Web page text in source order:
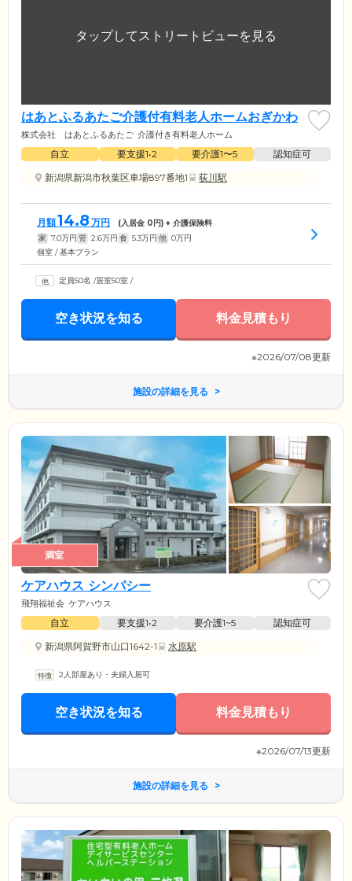
はあとふるあたご介護付有料老人ホームおぎかわ
株式会社 はあとふるあたご 介護付き有料老人ホーム
自立 要支援1•2 要介護1〜5
認知症可
新潟県新潟市秋葉区車場897番地1
荻川駅
月額14.8 万円 (入居金 0円) + 介護保険料
家 7.0万円 管 2.6万円 食 5.3万円 他 0万円
個室 / 基本プラン
定員50名 /居室50室 /
空き状況を知る 料金見積もり
※2026/07/08更新
施設の詳細を見る
満室
ケアハウス シンパシー
飛翔福祉会 ケアハウス
自立 要支援1•2 要介護1~5
認知症可
新潟県阿賀野市山口1642-1
水原駅
2人部屋あり・夫婦入居可
空き状況を知る 料金見積もり
※2026/07/13更新
施設の詳細を見る